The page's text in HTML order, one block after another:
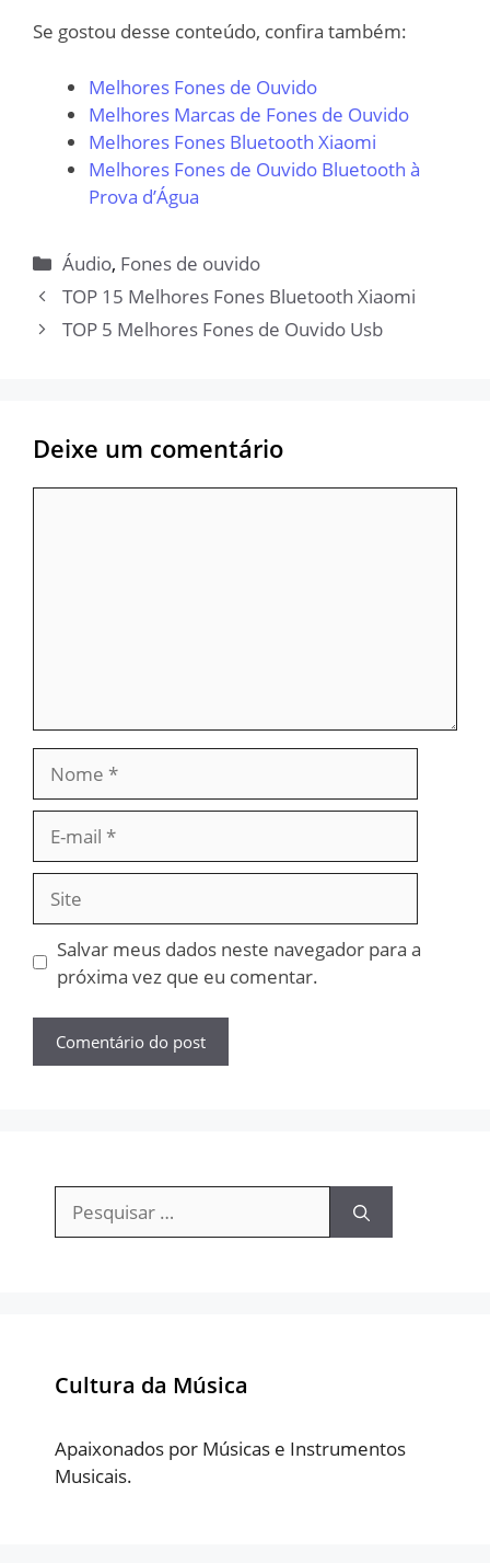
Se gostou desse conteúdo, confira também:
Melhores Fones de Ouvido
Melhores Marcas de Fones de Ouvido
Melhores Fones Bluetooth Xiaomi
Melhores Fones de Ouvido Bluetooth à
Prova d’Água
Categorias
Áudio, Fones de ouvido
TOP 15 Melhores Fones Bluetooth Xiaomi
TOP 5 Melhores Fones de Ouvido Usb
Deixe um comentário
mail
Site
Salvar meus dados neste navegador para a
próxima vez que eu comentar.
Pesquisar
por:
Cultura da Música
Apaixonados por Músicas e Instrumentos
Musicais.